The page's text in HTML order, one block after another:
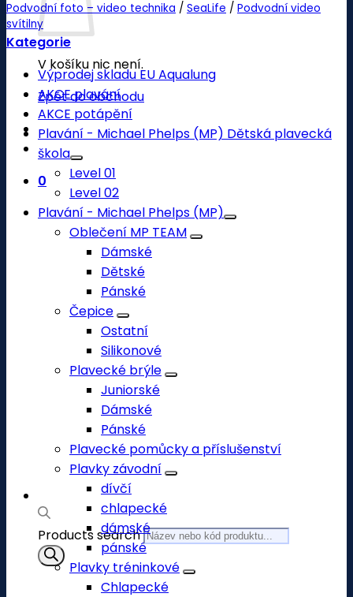
V košíku nic není.
Zpět do obchodu
0
Products search
Podvodní foto – video technika / SeaLife / Podvodní video
svítilny
Kategorie
Výprodej skladu EU Aqualung
AKCE plavání
AKCE potápění
Plavání - Michael Phelps (MP) Dětská plavecká
škola
Level 01
Level 02
Plavání - Michael Phelps (MP)
Oblečení MP TEAM
Dámské
Dětské
Pánské
Čepice
Ostatní
Silikonové
Plavecké brýle
Juniorské
Dámské
Pánské
Plavecké pomůcky a příslušenství
Plavky závodní
dívčí
chlapecké
dámské
pánské
Plavky tréninkové
Chlapecké